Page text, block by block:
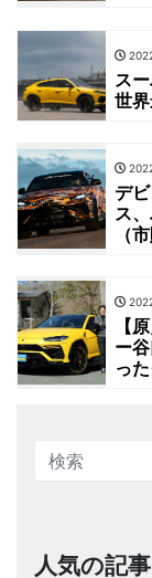
ス
世
デ
ス
（
【
ー
っ
人気の記事